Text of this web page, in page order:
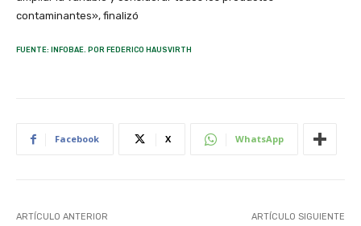
contaminantes», finalizó
FUENTE: INFOBAE. POR FEDERICO HAUSVIRTH
Facebook X WhatsApp
ARTÍCULO ANTERIOR ARTÍCULO SIGUIENTE